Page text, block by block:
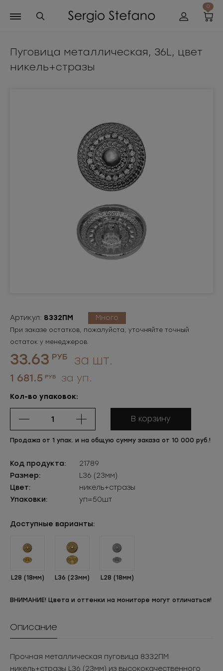
0
Пуговица металлическая, 36L, цвет
никель+стразы
Артикул: 8332ПМ Много
При заказе остатков, пожалуйста, уточняйте точный
остаток у менеджеров.
33.63 РУБ за шт.
1 681.5 РУБ за уп.
Кол-во упаковок:
В корзину
Продажа от 1 упак. и на общую сумму заказа от 10 000 руб.!
Код продукта:
21789
Размер:
L36 (23мм)
Цвет:
никель+стразы
Упаковки:
уп=50шт
Доступные варианты:
L28 (18мм) L36 (23мм) L28 (18мм)
ВНИМАНИЕ! Цвета и оттенки на мониторе могут отличаться!
Описание
Прочная металлическая пуговица 8332ПМ
никель+стразы L36 (23мм) из высококачественного